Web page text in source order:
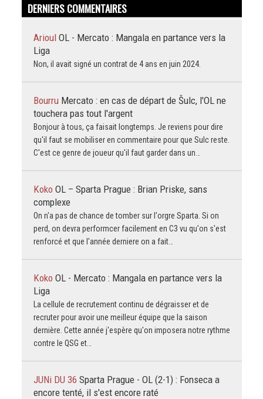
DERNIERS COMMENTAIRES
Arioul OL - Mercato : Mangala en partance vers la
Liga
Non, il avait signé un contrat de 4 ans en juin 2024.
Bourru Mercato : en cas de départ de Šulc, l'OL ne
touchera pas tout l'argent
Bonjour à tous, ça faisait longtemps. Je reviens pour dire
qu'il faut se mobiliser en commentaire pour que Sulc reste.
C'est ce genre de joueur qu'il faut garder dans un…
Koko OL – Sparta Prague : Brian Priske, sans
complexe
On n'a pas de chance de tomber sur l'orgre Sparta. Si on
perd, on devra performcer facilement en C3 vu qu'on s'est
renforcé et que l'année derniere on a fait…
Koko OL - Mercato : Mangala en partance vers la
Liga
La cellule de recrutement continu de dégraisser et de
recruter pour avoir une meilleur équipe que la saison
dernière. Cette année j'espère qu'on imposera notre rythme
contre le QSG et…
JUNi DU 36 Sparta Prague - OL (2-1) : Fonseca a
encore tenté, il s'est encore raté